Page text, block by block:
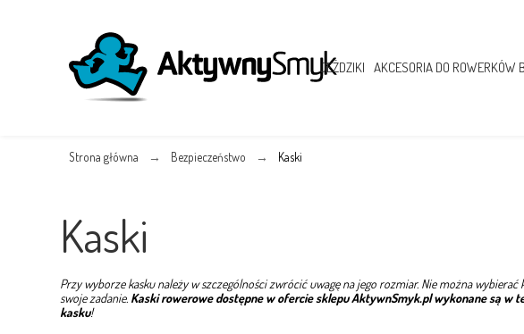
JEŹDZIKI AKCESORIA DO ROWERKÓW
Strona główna Bezpieczeństwo Kaski
Kaski
Przy wyborze kasku należy w szczególności zwrócić uwagę na jego rozmiar. Nie można
swoje zadanie. Kaski rowerowe dostępne w ofercie sklepu AktywnSmyk.pl wykonane są w
kasku!